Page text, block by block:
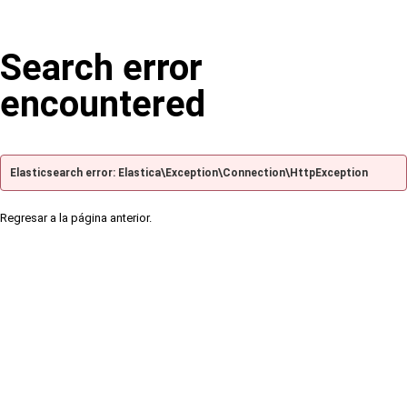
Search error
encountered
Elasticsearch error: Elastica\Exception\Connection\HttpException
Regresar a la página anterior.